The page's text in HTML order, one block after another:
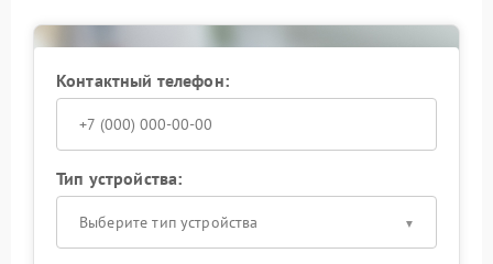
Контактный телефон:
Тип устройства:
Выберите тип устройства